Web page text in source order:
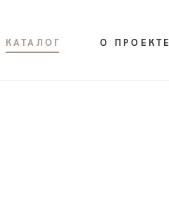
КАТАЛОГ
О ПРОЕКТЕ